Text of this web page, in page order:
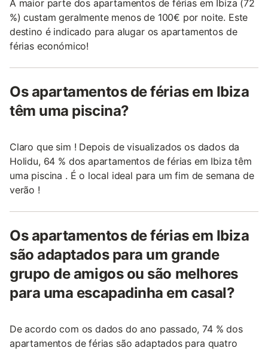
A maior parte dos apartamentos de férias em Ibiza (72
%) custam geralmente menos de 100€ por noite. Este
destino é indicado para alugar os apartamentos de
férias económico!
Os apartamentos de férias em Ibiza
têm uma piscina?
Claro que sim ! Depois de visualizados os dados da
Holidu, 64 % dos apartamentos de férias em Ibiza têm
uma piscina . É o local ideal para um fim de semana de
verão !
Os apartamentos de férias em Ibiza
são adaptados para um grande
grupo de amigos ou são melhores
para uma escapadinha em casal?
De acordo com os dados do ano passado, 74 % dos
apartamentos de férias são adaptados para quatro